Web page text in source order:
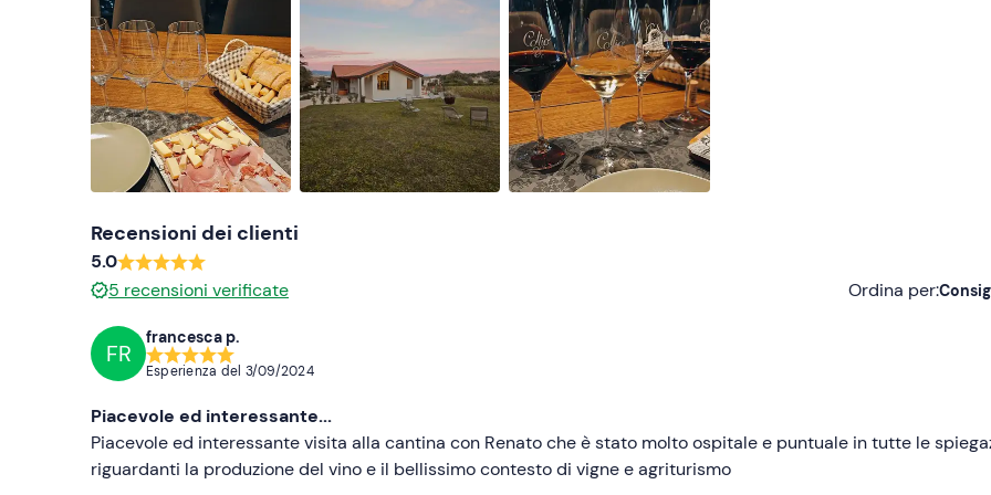
Recensioni dei clienti
5.0
5 recensioni verificate Ordina per:
Meno recenti
FR
francesca p.
Esperienza del 3/09/2024
Piacevole ed interessante...
Piacevole ed interessante visita alla cantina con Renato che è stato molto ospitale e puntuale in tutte le
riguardanti la produzione del vino e il bellissimo contesto di vigne e agriturismo